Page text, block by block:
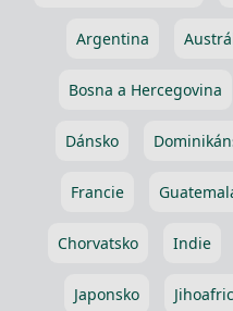
Argentina
Bosna a Hercegovina
Dánsko
Francie
Chorvatsko Indie
Japonsko